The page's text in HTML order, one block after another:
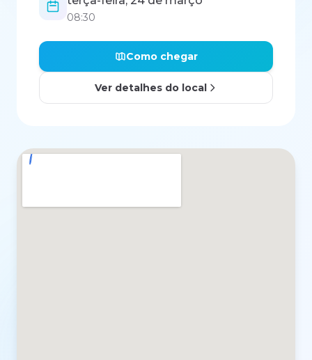
08:30
Como chegar
Ver detalhes do local